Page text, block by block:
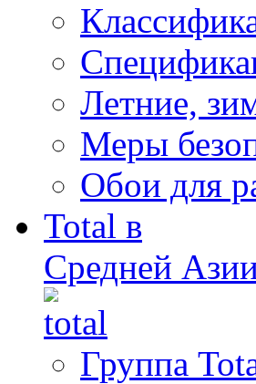
Летние,
Меры
Обои для
Total в
Средней
Группа